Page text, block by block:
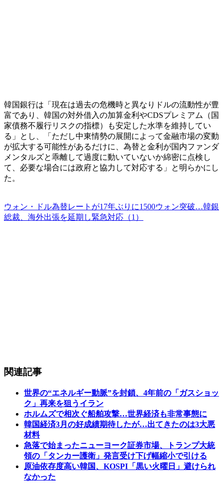
韓国銀行は「現在は過去の危機時と異なりドルの流動性が豊
富であり、韓国の対外借入の加算金利やCDSプレミアム（国
家債務不履行リスクの指標）も安定した水準を維持してい
る」とし、「ただし中東情勢の展開によって金融市場の変動
が拡大する可能性があるだけに、為替と金利が国内ファンダ
メンタルズと乖離して過度に動いていないか綿密に点検し
て、必要な場合には政府と協力して対応する」と明らかにし
た。
ウォン・ドル為替レートが17年ぶりに1500ウォン突破…韓銀
総裁、海外出張を延期し緊急対応（1）
関連記事
世界の“エネルギー動脈”を封鎖、4年前の「ガスショッ
ク」再来を狙うイラン
ホルムズで相次ぐ船舶攻撃…世界経済も非常事態に
韓国経済3月の好成績期待したが…出てきたのは3大悪
材料
急落で始まったニューヨーク証券市場、トランプ大統
領の「タンカー護衛」発言受け下げ幅縮小で引ける
原油依存度高い韓国、KOSPI「黒い火曜日」避けられ
なかった